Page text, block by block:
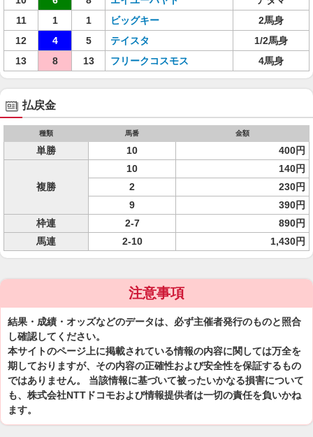
11
1 1 ビッグキー
2馬身
12
4 5 テイスタ
1/2馬身
13
8 13 フリークコスモス 4馬身
払戻金
種類 馬番 金額
単勝 10 400円
複勝
10
140円
2
230円
9
390円
枠連
2-7
890円
馬連
2-10 1,430円
注意事項
結果・成績・オッズなどのデータは、必ず主催者発行のものと照合
し確認してください。
本サイトのページ上に掲載されている情報の内容に関しては万全を
期しておりますが、その内容の正確性および安全性を保証するもの
ではありません。 当該情報に基づいて被ったいかなる損害について
も、株式会社NTTドコモおよび情報提供者は一切の責任を負いかね
ます。